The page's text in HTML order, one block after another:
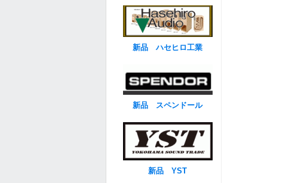
新品 ハセヒロ工業
新品 スペンドール
新品 YST